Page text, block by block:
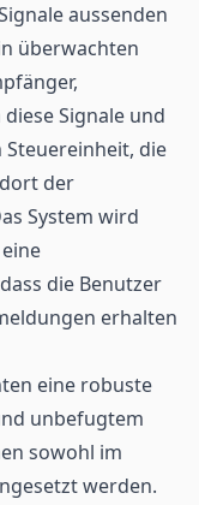
aussenden
überwachten
Signale und
die
der
System wird
die Benutzer
erhalten
eine robuste
unbefugtem
sowohl im
werden.